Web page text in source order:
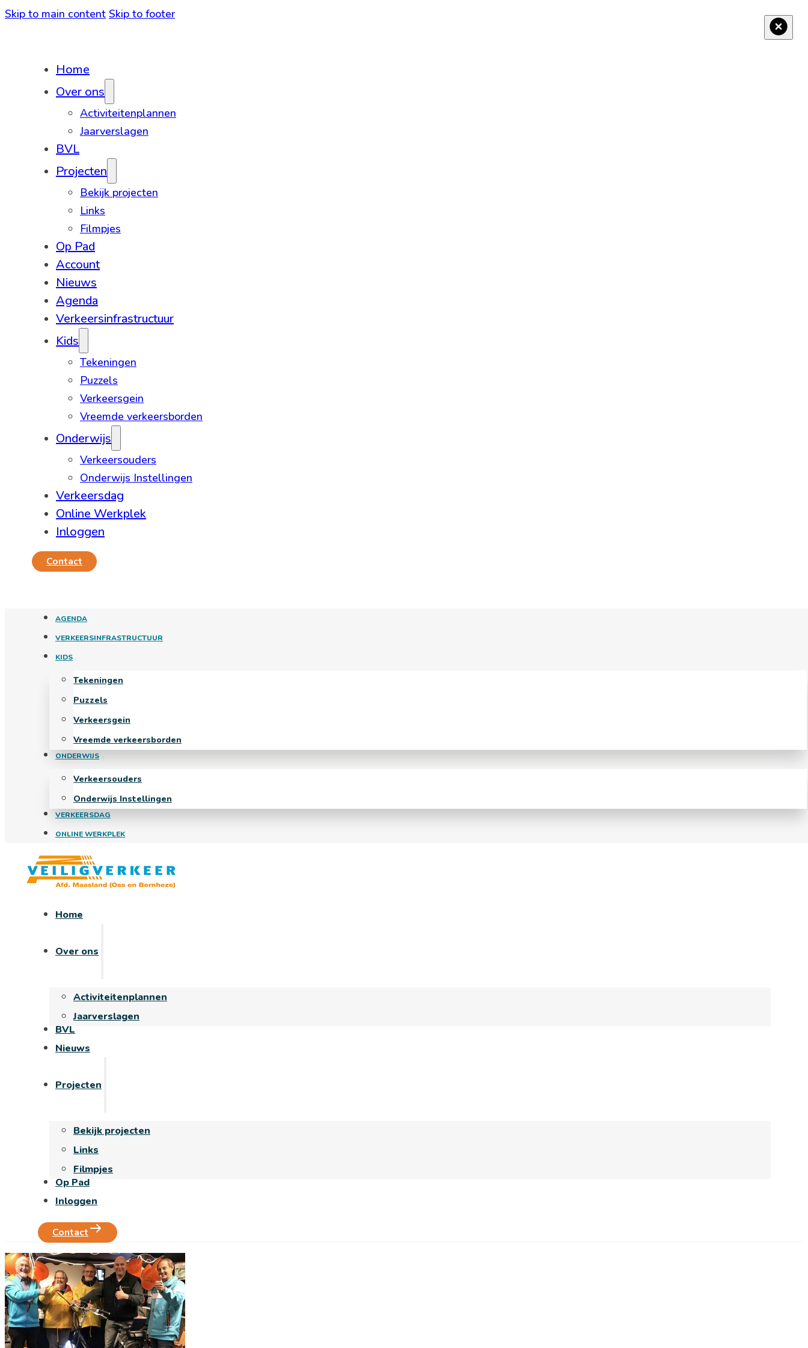
Skip to main content Skip to footer
Home
Over ons
Activiteitenplannen
Jaarverslagen
BVL
Projecten
Bekijk projecten
Links
Filmpjes
Op Pad
Account
Nieuws
Agenda
Verkeersinfrastructuur
Kids
Tekeningen
Puzzels
Verkeersgein
Vreemde verkeersborden
Onderwijs
Verkeersouders
Onderwijs Instellingen
Verkeersdag
Online Werkplek
Inloggen
Contact
AGENDA
VERKEERSINFRASTRUCTUUR
KIDS
Tekeningen
Puzzels
Verkeersgein
Vreemde verkeersborden
ONDERWIJS
Verkeersouders
Onderwijs Instellingen
VERKEERSDAG
ONLINE WERKPLEK
Home
Over ons
Activiteitenplannen
Jaarverslagen
BVL
Nieuws
Projecten
Bekijk projecten
Links
Filmpjes
Op Pad
Inloggen
Contact